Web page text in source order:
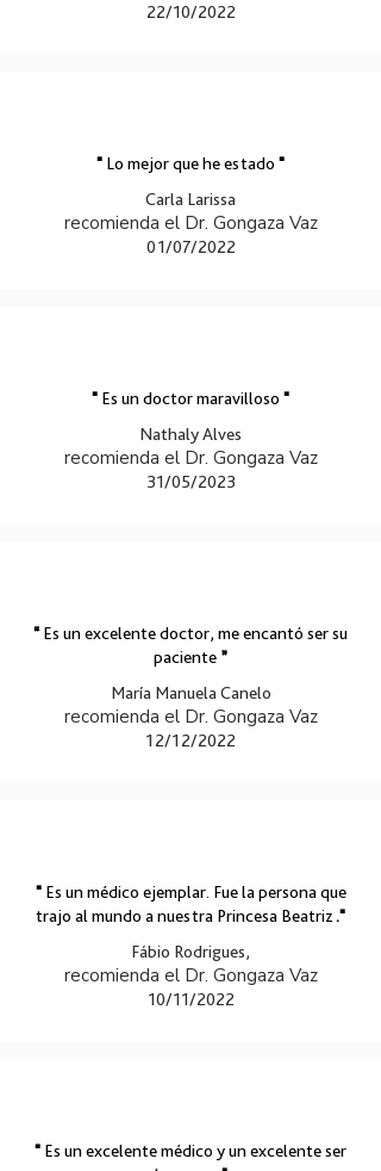
22/10/2022
" Lo mejor que he estado "
Carla Larissa
recomienda el Dr. Gongaza Vaz
01/07/2022
" Es un doctor maravilloso "
Nathaly Alves
recomienda el Dr. Gongaza Vaz
31/05/2023
“ Es un excelente doctor, me encantó ser su
paciente ”
María Manuela Canelo
recomienda el Dr. Gongaza Vaz
12/12/2022
" Es un médico ejemplar. Fue la persona que
trajo al mundo a nuestra Princesa Beatriz."
Fábio Rodrigues,
recomienda el Dr. Gongaza Vaz
10/11/2022
" Es un excelente médico y un excelente ser